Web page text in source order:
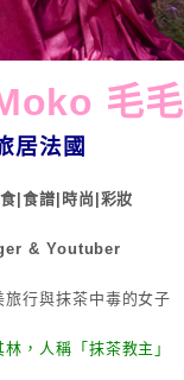
毛毛
居法國
|食譜|時尚|彩妝
& Youtuber
旅行與抹茶中毒的女子
，人稱「抹茶教主」